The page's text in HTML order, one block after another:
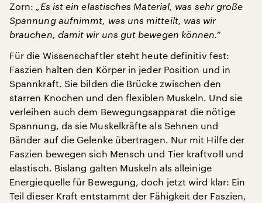
Zorn: „Es ist ein elastisches Material, was sehr große
Spannung aufnimmt, was uns mitteilt, was wir
brauchen, damit wir uns gut bewegen können.“
Für die Wissenschaftler steht heute definitiv fest:
Faszien halten den Körper in jeder Position und in
Spannkraft. Sie bilden die Brücke zwischen den
starren Knochen und den flexiblen Muskeln. Und sie
verleihen auch dem Bewegungsapparat die nötige
Spannung, da sie Muskelkräfte als Sehnen und
Bänder auf die Gelenke übertragen. Nur mit Hilfe der
Faszien bewegen sich Mensch und Tier kraftvoll und
elastisch. Bislang galten Muskeln als alleinige
Energiequelle für Bewegung, doch jetzt wird klar: Ein
Teil dieser Kraft entstammt der Fähigkeit der Faszien,